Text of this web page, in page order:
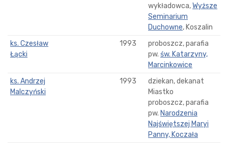
wykładowca,Wyższe
Seminarium
Duchowne, Koszalin
ks. Czesław
Łącki
1993
proboszcz, parafia
pw. św. Katarzyny,
Marcinkowice
ks. Andrzej
Malczyński
1993
dziekan, dekanat
Miastko
proboszcz, parafia
pw. Narodzenia
Najświętszej Maryi
Panny, Koczała